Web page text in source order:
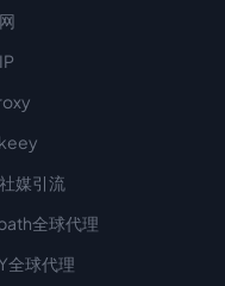
媒引流
全球代理
全球代理